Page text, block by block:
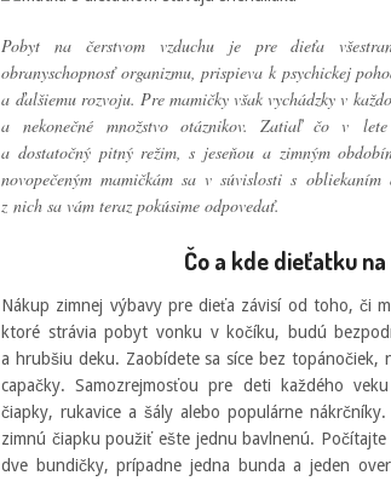
Pobyt na čerstvom vzduchu je pre dieťa
obranyschopnosť organizmu, prispieva k psychickej
a ďalšiemu rozvoju. Pre mamičky však vychádzky v
a nekonečné množstvo otáznikov. Zatiaľ čo v
a dostatočný pitný režim, s jeseňou a zimným
novopečeným mamičkám sa v súvislosti s
z nich sa vám teraz pokúsime odpovedať.
Čo a kde dieťatku
Nákup zimnej výbavy pre dieťa závisí od toho, či
ktoré strávia pobyt vonku v kočíku, budú
a hrubšiu deku. Zaobídete sa síce bez topánočiek,
capačky. Samozrejmosťou pre deti každého
čiapky, rukavice a šály alebo populárne
zimnú čiapku použiť ešte jednu bavlnenú.
dve bundičky, prípadne jedna bunda a jeden